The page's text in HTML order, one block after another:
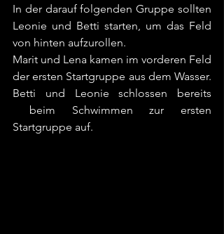
In der darauf folgenden Gruppe sollten
Leonie und Betti starten, um das Feld
von hinten aufzurollen.
Marit und Lena kamen im vorderen Feld
der ersten Startgruppe aus dem Wasser.
Betti und Leonie schlossen bereits
beim Schwimmen zur ersten
Startgruppe auf.